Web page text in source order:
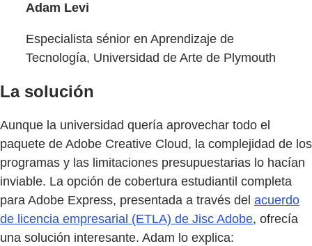
Adam Levi
Especialista sénior en Aprendizaje de
Tecnología, Universidad de Arte de Plymouth
La solución
Aunque la universidad quería aprovechar todo el
paquete de Adobe Creative Cloud, la complejidad de los
programas y las limitaciones presupuestarias lo hacían
inviable. La opción de cobertura estudiantil completa
para Adobe Express, presentada a través del acuerdo
de licencia empresarial (ETLA) de Jisc Adobe, ofrecía
una solución interesante. Adam lo explica: